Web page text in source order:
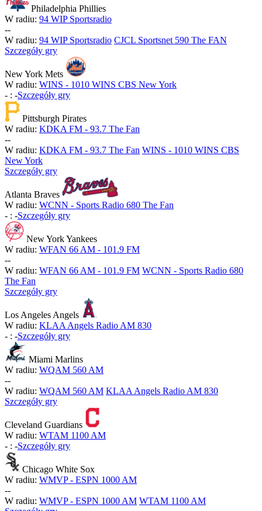
Philadelphia Phillies
W radiu: 94 WIP Sportsradio
--
W radiu: 94 WIP Sportsradio CJCL Sportsnet 590 The FAN
Szczegóły gry
New York Mets
W radiu: WINS - 1010 WINS CBS New York
- : -Szczegóły gry
Pittsburgh Pirates
W radiu: KDKA FM - 93.7 The Fan
--
W radiu: KDKA FM - 93.7 The Fan WINS - 1010 WINS CBS
New York
Szczegóły gry
Atlanta Braves
W radiu: WCNN - Sports Radio 680 The Fan
- : -Szczegóły gry
New York Yankees
W radiu: WFAN 66 AM - 101.9 FM
--
W radiu: WFAN 66 AM - 101.9 FM WCNN - Sports Radio 680
The Fan
Szczegóły gry
Los Angeles Angels
W radiu: KLAA Angels Radio AM 830
- : -Szczegóły gry
Miami Marlins
W radiu: WQAM 560 AM
--
W radiu: WQAM 560 AM KLAA Angels Radio AM 830
Szczegóły gry
Cleveland Guardians
W radiu: WTAM 1100 AM
- : -Szczegóły gry
Chicago White Sox
W radiu: WMVP - ESPN 1000 AM
--
W radiu: WMVP - ESPN 1000 AM WTAM 1100 AM